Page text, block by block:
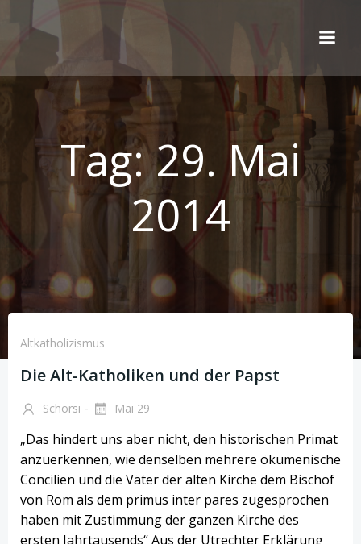
Tag:29. Mai
2014
Altkatholizismus
Die Alt-Katholiken und der Papst
Schorsi - Mai 29
„Das hindert uns aber nicht, den historischen Primat
anzuerkennen, wie denselben mehrere ökumenische
Concilien und die Väter der alten Kirche dem Bischof
von Rom als dem primus inter pares zugesprochen
haben mit Zustimmung der ganzen Kirche des
ersten Jahrtausends“ Aus der Utrechter Erklärung